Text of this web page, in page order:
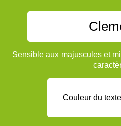
Sensible aux majuscules et